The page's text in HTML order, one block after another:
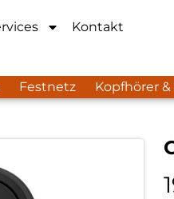
Kontakt
Festnetz Kopfhörer